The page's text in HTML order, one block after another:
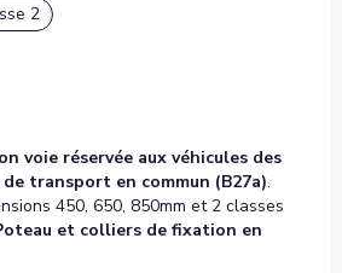
2
voie réservée aux véhicules des
transport en commun (B27a).
450, 650, 850mm et 2 classes
et colliers de fixation en